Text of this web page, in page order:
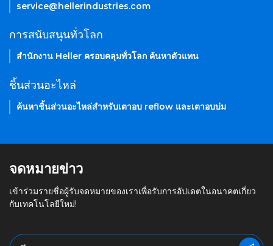
service@hellerindustries.com
การสนับสนุนทั่วโลก
สำนักงาน Heller ครอบคลุมทั่วโลก ค้นหาตัวแทน
ชิ้นส่วนอะไหล่
ค้นหาชิ้นส่วนอะไหล่สำหรับเตาอบ reflow และเตาอบบ่ม
จดหมายข่าว
เข้าร่วมรายชื่อผู้รับจดหมายของเราเพื่อรับการอัปเดตในอนาคตเกี่ยว
กับเทคโนโลยีใหม่!